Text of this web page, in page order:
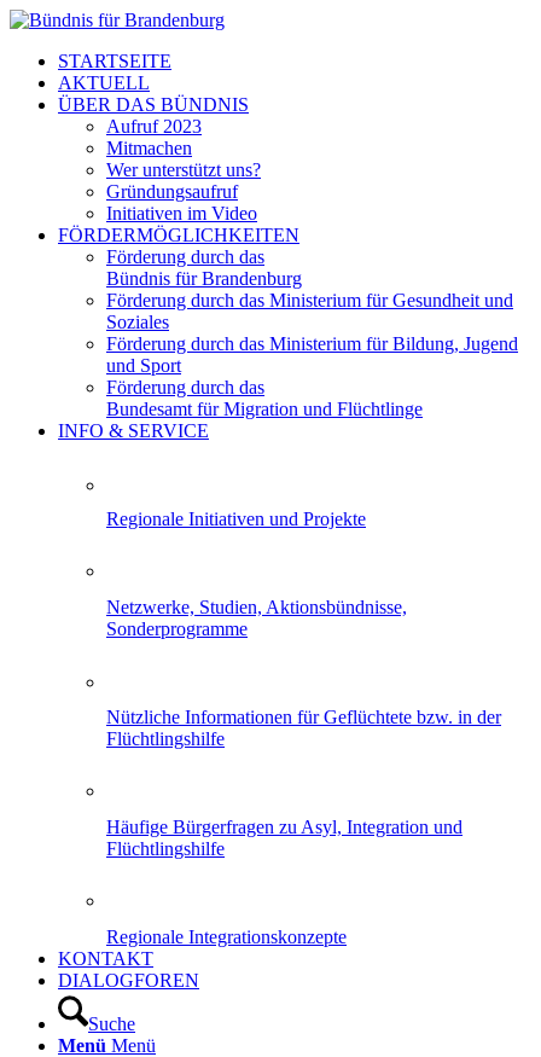
STARTSEITE
AKTUELL
ÜBER DAS BÜNDNIS
Aufruf 2023
Mitmachen
Wer unterstützt uns?
Gründungsaufruf
Initiativen im Video
FÖRDERMÖGLICHKEITEN
Förderung durch das
Bündnis für Brandenburg
Förderung durch das Ministerium für Gesundheit und
Soziales
Förderung durch das Ministerium für Bildung, Jugend
und Sport
Förderung durch das
Bundesamt für Migration und Flüchtlinge
INFO & SERVICE
Regionale Initiativen und Projekte
Netzwerke, Studien, Aktionsbündnisse,
Sonderprogramme
Nützliche Informationen für Geflüchtete bzw. in der
Flüchtlingshilfe
Häufige Bürgerfragen zu Asyl, Integration und
Flüchtlingshilfe
Regionale Integrationskonzepte
KONTAKT
DIALOGFOREN
Suche
Menü Menü